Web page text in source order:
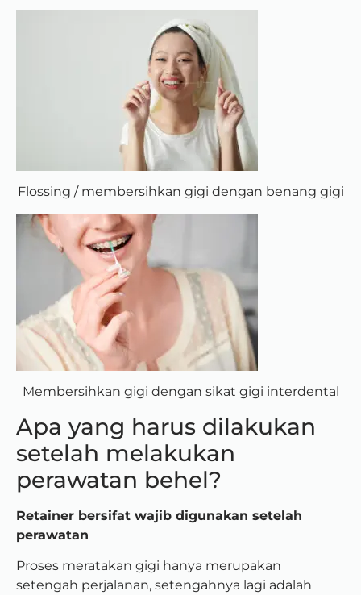
Flossing / membersihkan gigi dengan benang gigi
Membersihkan gigi dengan sikat gigi interdental
Apa yang harus dilakukan
setelah melakukan
perawatan behel?
Retainer bersifat wajib digunakan setelah
perawatan
Proses meratakan gigi hanya merupakan
setengah perjalanan, setengahnya lagi adalah